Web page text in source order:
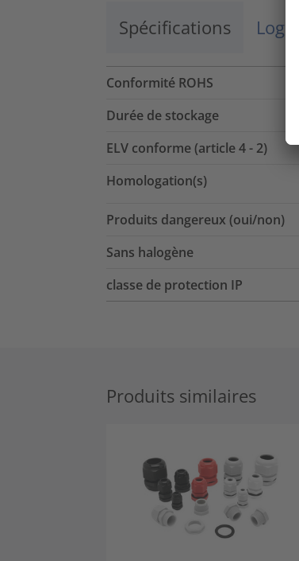
Spécifications
Conformité ROHS
Durée de stockage
ELV conforme (article 4 - 2)
Homologation(s)
Produits dangereux (oui/non)
Sans halogène
classe de protection IP
Produits similaires